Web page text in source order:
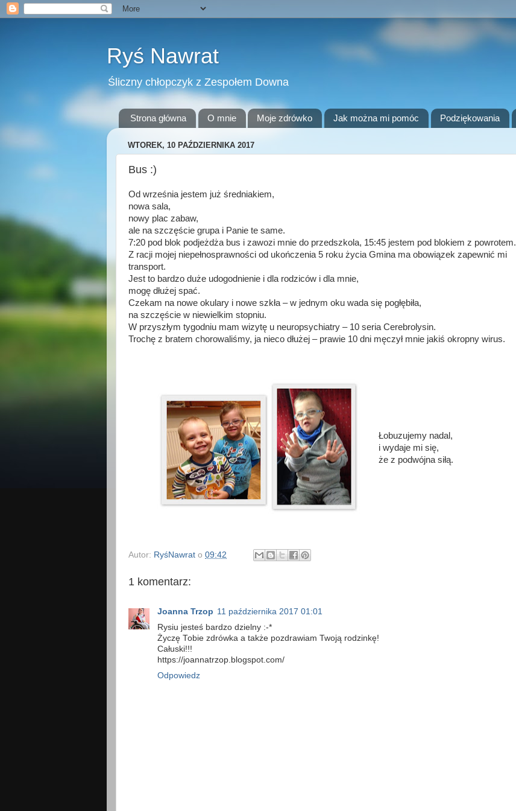
Ryś Nawrat
Śliczny chłopczyk z Zespołem Downa
Strona główna O mnie Moje zdrówko Jak można mi pomóc Podziękowania
WTOREK, 10 PAŹDZIERNIKA 2017
Bus :)
Od września jestem już średniakiem,
nowa sala,
nowy plac zabaw,
ale na szczęście grupa i Panie te same.
7:20 pod blok podjeżdża bus i zawozi mnie do przedszkola, 15:45 jestem pod blokiem z powrotem.
Z racji mojej niepełnosprawności od ukończenia 5 roku życia Gmina ma obowiązek zapewnić mi
transport.
Jest to bardzo duże udogodnienie i dla rodziców i dla mnie,
mogę dłużej spać.
Czekam na nowe okulary i nowe szkła – w jednym oku wada się pogłębiła,
na szczęście w niewielkim stopniu.
W przyszłym tygodniu mam wizytę u neuropsychiatry – 10 seria Cerebrolysin.
Trochę z bratem chorowaliśmy, ja nieco dłużej – prawie 10 dni męczył mnie jakiś okropny wirus.
Łobuzujemy nadal,
i wydaje mi się,
że z podwójna siłą.
Autor: RyśNawrat o 09:42
1 komentarz:
Joanna Trzop 11 października 2017 01:01
Rysiu jesteś bardzo dzielny :-*
Życzę Tobie zdrówka a także pozdrawiam Twoją rodzinkę!
Całuski!!!
https://joannatrzop.blogspot.com/
Odpowiedz